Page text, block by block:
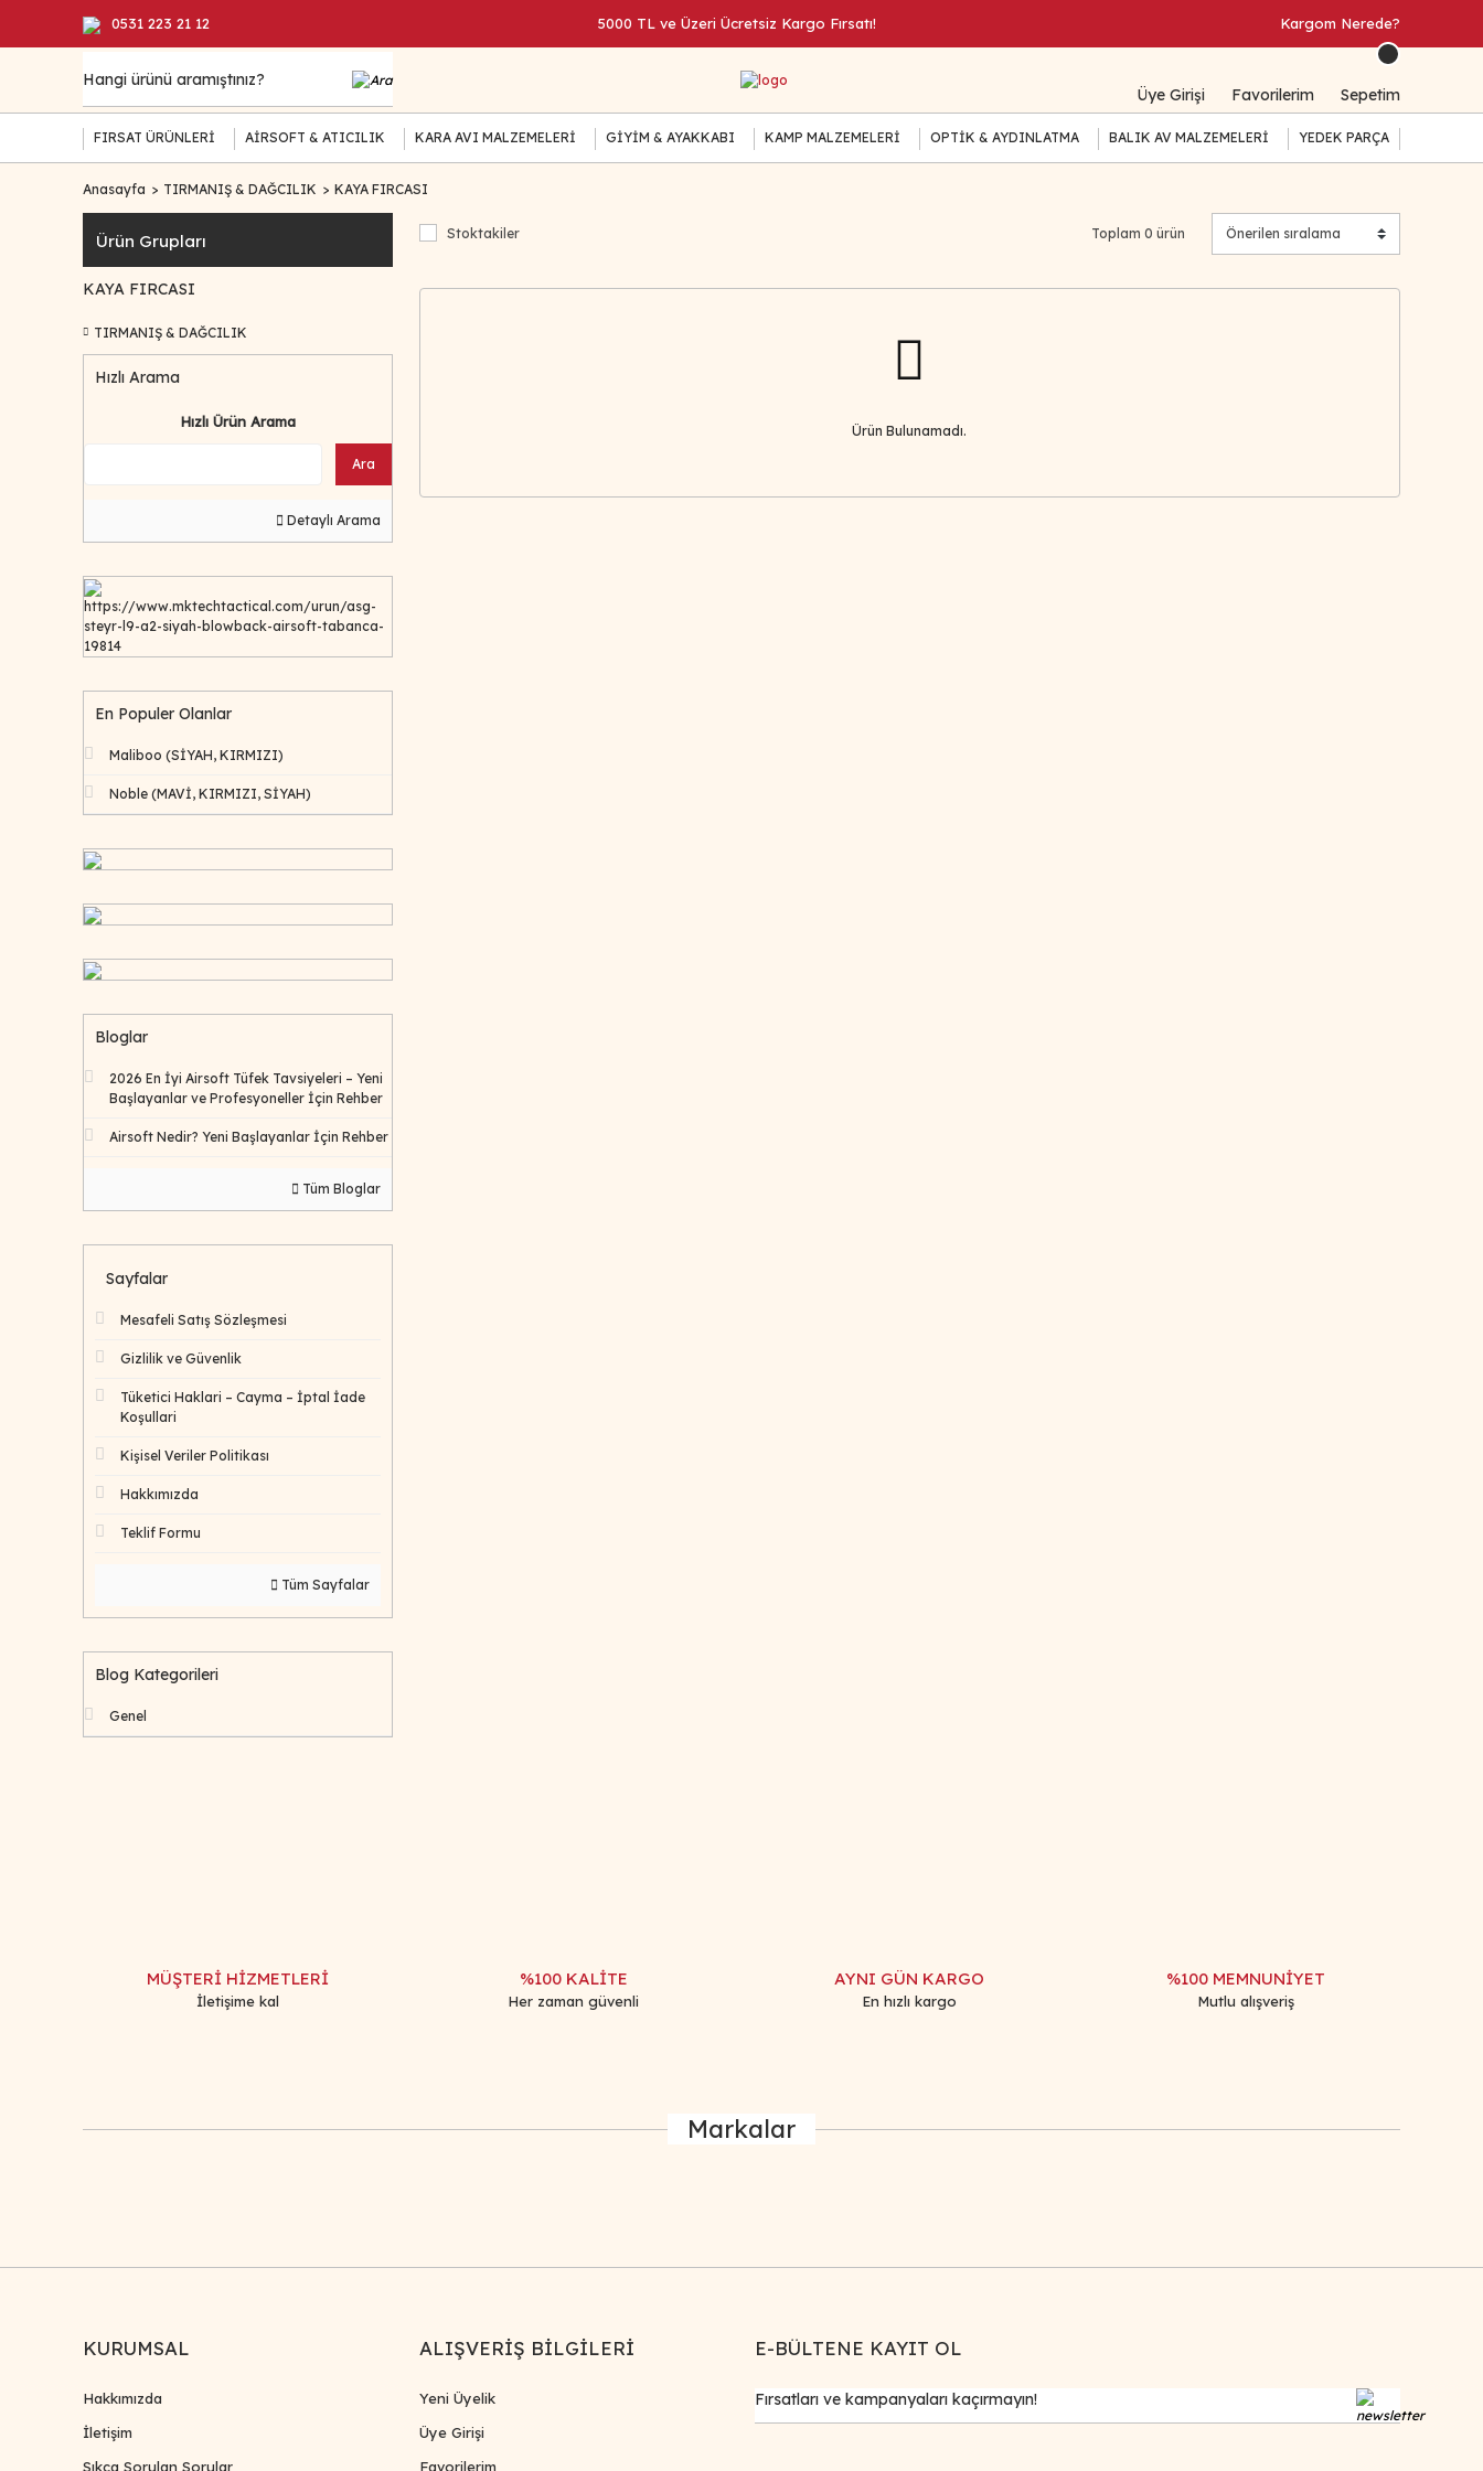
0531 223 21 12 5000 TL ve Üzeri Ücretsiz Kargo Fırsatı! Kargom Nerede?
Üye Girişi Favorilerim Sepetim
FIRSAT ÜRÜNLERİ AİRSOFT & ATICILIK KARA AVI MALZEMELERİ GİYİM & AYAKKABI KAMP MALZEMELERİ OPTİK & AYDINLATMA BALIK AV MALZEMELERİ YEDEK PARÇA
Anasayfa TIRMANIŞ & DAĞCILIK KAYA FIRCASI
Ürün Grupları
KAYA FIRCASI
TIRMANIŞ & DAĞCILIK
Hızlı Arama
Hızlı Ürün Arama
Ara
Detaylı Arama
https://www.mktechtactical.com/urun/asg-
steyr-l9-a2-siyah-blowback-airsoft-tabanca-
19814
En Populer Olanlar
Maliboo (SİYAH, KIRMIZI)
Noble (MAVİ, KIRMIZI, SİYAH)
Bloglar
2026 En İyi Airsoft Tüfek Tavsiyeleri – Yeni
Başlayanlar ve Profesyoneller İçin Rehber
Airsoft Nedir? Yeni Başlayanlar İçin Rehber
Tüm Bloglar
Sayfalar
Mesafeli Satış Sözleşmesi
Gizlilik ve Güvenlik
Tüketici Haklari – Cayma – İptal İade
Koşullari
Kişisel Veriler Politikası
Hakkımızda
Teklif Formu
Tüm Sayfalar
Blog Kategorileri
Genel
Stoktakiler Toplam 0 ürün
Ürün Bulunamadı.
MÜŞTERİ HİZMETLERİ
İletişime kal
%100 KALİTE
Her zaman güvenli
AYNI GÜN KARGO
En hızlı kargo
%100 MEMNUNİYET
Mutlu alışveriş
Markalar
KURUMSAL
Hakkımızda
İletişim
Sıkça Sorulan Sorular
ALIŞVERİŞ BİLGİLERİ
Yeni Üyelik
Üye Girişi
Favorilerim
E-BÜLTENE KAYIT OL